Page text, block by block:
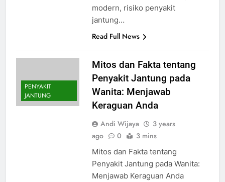
modern, risiko penyakit
jantung…
Read Full News
PENYAKIT
JANTUNG
Mitos dan Fakta tentang
Penyakit Jantung pada
Wanita: Menjawab
Keraguan Anda
Andi Wijaya
3 years
ago
0 3 mins
Mitos dan Fakta tentang
Penyakit Jantung pada Wanita:
Menjawab Keraguan Anda